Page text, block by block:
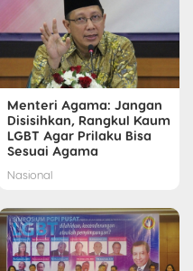
Menteri Agama: Jangan
Disisihkan, Rangkul Kaum
LGBT Agar Prilaku Bisa
Sesuai Agama
Nasional